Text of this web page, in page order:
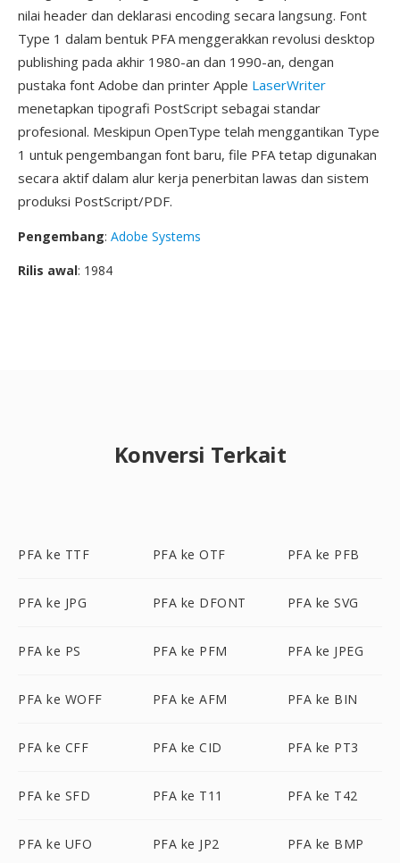
nilai header dan deklarasi encoding secara langsung. Font
Type 1 dalam bentuk PFA menggerakkan revolusi desktop
publishing pada akhir 1980-an dan 1990-an, dengan
pustaka font Adobe dan printer Apple LaserWriter
menetapkan tipografi PostScript sebagai standar
profesional. Meskipun OpenType telah menggantikan Type
1 untuk pengembangan font baru, file PFA tetap digunakan
secara aktif dalam alur kerja penerbitan lawas dan sistem
produksi PostScript/PDF.
Pengembang: Adobe Systems
Rilis awal: 1984
Konversi Terkait
PFA ke TTF PFA ke OTF PFA ke PFB
PFA ke JPG PFA ke DFONT PFA ke SVG
PFA ke PS PFA ke PFM PFA ke JPEG
PFA ke WOFF PFA ke AFM PFA ke BIN
PFA ke CFF PFA ke CID PFA ke PT3
PFA ke SFD PFA ke T11 PFA ke T42
PFA ke UFO PFA ke JP2 PFA ke BMP